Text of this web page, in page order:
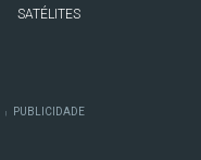
SATÉLITES
| PUBLICIDADE